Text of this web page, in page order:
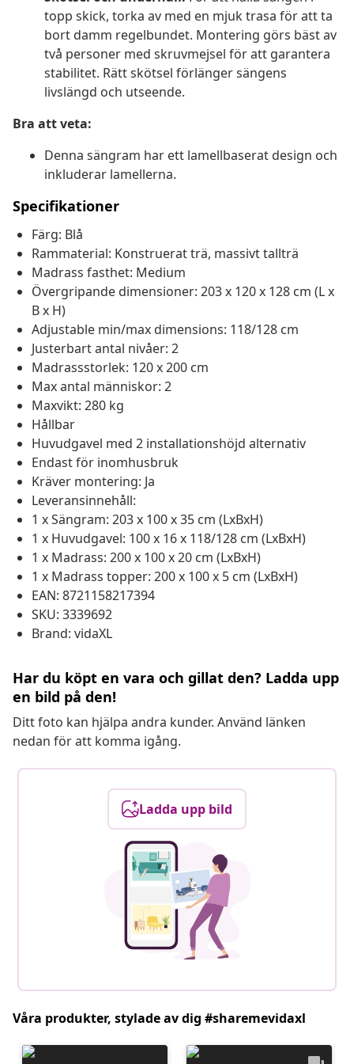
topp skick, torka av med en mjuk trasa för att ta
bort damm regelbundet. Montering görs bäst av
två personer med skruvmejsel för att garantera
stabilitet. Rätt skötsel förlänger sängens
livslängd och utseende.
Bra att veta:
Denna sängram har ett lamellbaserat design och
inkluderar lamellerna.
Specifikationer
Färg: Blå
Rammaterial: Konstruerat trä, massivt tallträ
Madrass fasthet: Medium
Övergripande dimensioner: 203 x 120 x 128 cm (L x
B x H)
Adjustable min/max dimensions: 118/128 cm
Justerbart antal nivåer: 2
Madrassstorlek: 120 x 200 cm
Max antal människor: 2
Maxvikt: 280 kg
Hållbar
Huvudgavel med 2 installationshöjd alternativ
Endast för inomhusbruk
Kräver montering: Ja
Leveransinnehåll:
1 x Sängram: 203 x 100 x 35 cm (LxBxH)
1 x Huvudgavel: 100 x 16 x 118/128 cm (LxBxH)
1 x Madrass: 200 x 100 x 20 cm (LxBxH)
1 x Madrass topper: 200 x 100 x 5 cm (LxBxH)
EAN: 8721158217394
SKU: 3339692
Brand: vidaXL
Har du köpt en vara och gillat den? Ladda upp
en bild på den!
Ditt foto kan hjälpa andra kunder. Använd länken
nedan för att komma igång.
Ladda upp bild
Våra produkter, stylade av dig #sharemevidaxl